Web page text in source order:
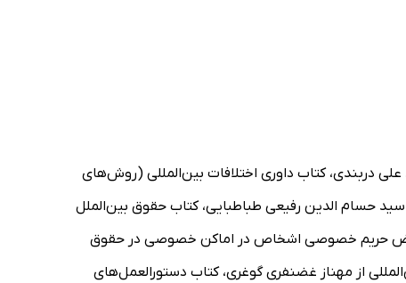
دربندی، کتاب داوری اختلافات بین‌المللی (روش‌های
حسام الدین رفیعی طباطبایی، کتاب حقوق بین‌الملل
نقض حریم خصوصی اشخاص در اماکن خصوصی در حقوق
از مهناز غضنفری گوغری، کتاب دستورالعمل‌های